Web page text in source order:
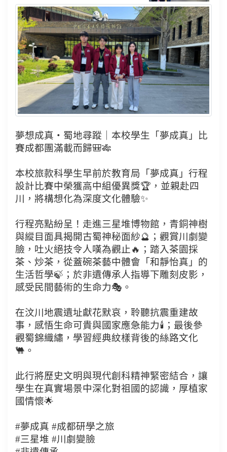
夢想成真・蜀地尋蹤｜本校學生「夢成真」比
賽成都團滿載而歸🎒🎋
本校旅款科學生早前於教育局「夢成真」行程
設計比賽中榮獲高中組優異獎🏆，並親赴四
川，將構想化為深度文化體驗✨
行程亮點紛呈！走進三星堆博物館，青銅神樹
與縱目面具揭開古蜀神秘面紗🔮；觀賞川劇變
臉，吐火絕技令人嘆為觀止🔥；踏入茶園採
茶、炒茶，從蓋碗茶藝中體會「和靜怡真」的
生活哲學🍃；於非遺傳承人指導下雕刻皮影，
感受民間藝術的生命力🎭。
在汶川地震遺址獻花默哀，聆聽抗震重建故
事，感悟生命可貴與國家應急能力🕯️；最後參
觀蜀錦織繡，學習經典紋樣背後的絲路文化
🐫。
此行將歷史文明與現代創科精神緊密結合，讓
學生在真實場景中深化對祖國的認識，厚植家
國情懷🌟
#夢成真 #成都研學之旅
#三星堆 #川劇變臉